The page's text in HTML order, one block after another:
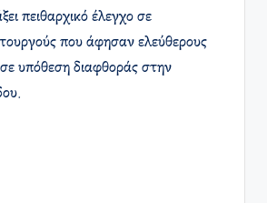
πειθαρχικό έλεγχο σε
που άφησαν ελεύθερους
υπόθεση διαφθοράς στην